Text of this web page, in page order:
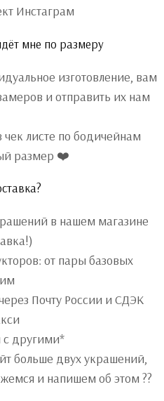
Инстаграм
мне по размеру
изготовление, вам
и отправить их нам
листе по бодичейнам
размер ❤️
в нашем магазине
от пары базовых
Почту России и СДЭК
с другими*
больше двух украшений,
и напишем об этом ??